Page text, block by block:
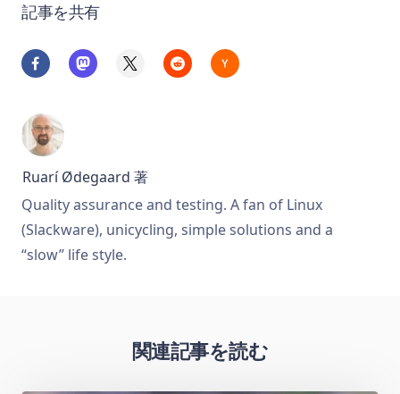
記事を共有
Ruarí Ødegaard 著
Quality assurance and testing. A fan of Linux
(Slackware), unicycling, simple solutions and a
“slow” life style.
関連記事を読む